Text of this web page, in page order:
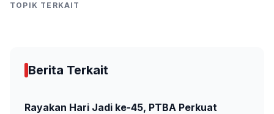
TOPIK TERKAIT
Berita Terkait
Rayakan Hari Jadi ke-45, PTBA Perkuat